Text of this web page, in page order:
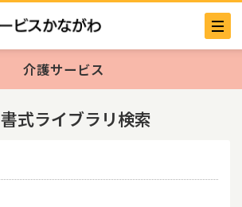
介護サービス
書式ライブラリ検索